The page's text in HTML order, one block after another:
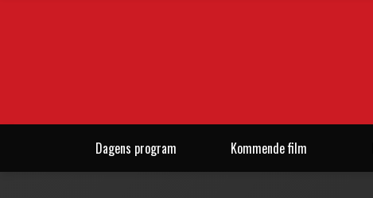
Dagens program Kommende film